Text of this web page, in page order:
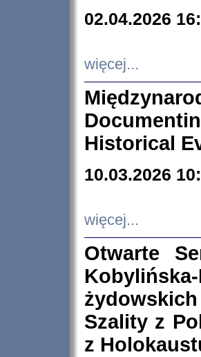
02.04.2026
więcej...
Historical
10.03.2026
więcej...
Otwarte
Szality z
z